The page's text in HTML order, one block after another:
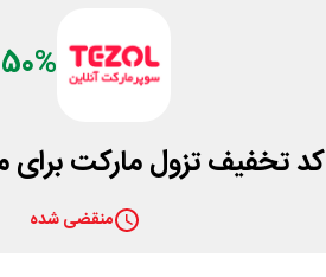
50%
کد تخفیف تزول مارکت برای منطقه
منقضی شده